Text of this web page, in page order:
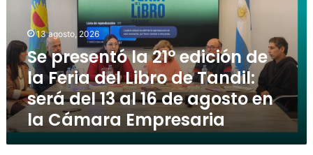
13 agosto, 2026
Se presentó la 21° edición de
la Feria del Libro de Tandil:
será del 13 al 16 de agosto en
la Cámara Empresaria